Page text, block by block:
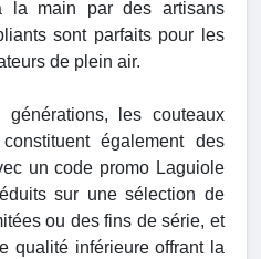
la main par des artisans
sont parfaits pour les
de plein air.
les couteaux
également des
un code promo Laguiole
sur une sélection de
ou des fins de série, et
qualité inférieure offrant la